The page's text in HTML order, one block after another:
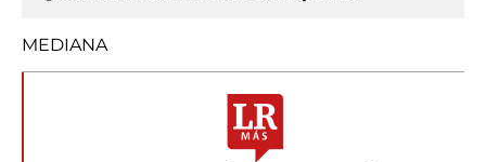
MEDIANA